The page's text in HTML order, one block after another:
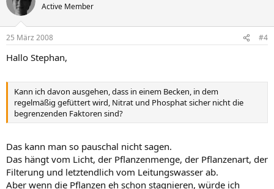
Active Member
25 März 2008 #4
Hallo Stephan,
Kann ich davon ausgehen, dass in einem Becken, in dem
regelmäßig gefüttert wird, Nitrat und Phosphat sicher nicht die
begrenzenden Faktoren sind?
Das kann man so pauschal nicht sagen.
Das hängt vom Licht, der Pflanzenmenge, der Pflanzenart, der
Filterung und letztendlich vom Leitungswasser ab.
Aber wenn die Pflanzen eh schon stagnieren, würde ich